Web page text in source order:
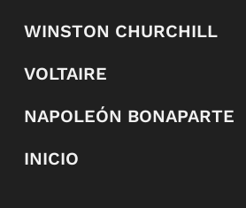
WINSTON CHURCHILL
VOLTAIRE
NAPOLEÓN BONAPARTE
INICIO